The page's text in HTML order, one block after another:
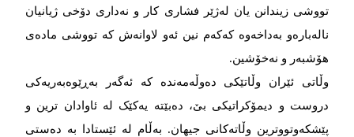
تووشی زیندانن یان لەژێر فشاری کار و نەداری دۆخی ژیانیان
نالەبارەو بەداخەوە کەکەم نین ئەو لاوانەش کە تووشی مادەی
هۆشبەر و نەخۆشین.
وڵاتی ئێران وڵاتێکی دەوڵەمەندە کە ئەگەر بەڕێوەبەریەکی
دروست و دیمۆکراتیکی بێ، دەبێتە یەکێک لە ئاوادان ترین و
پێشکەوتووترین وڵاتەکانی جیهان. بەڵام لە ئێستادا بە دەستی